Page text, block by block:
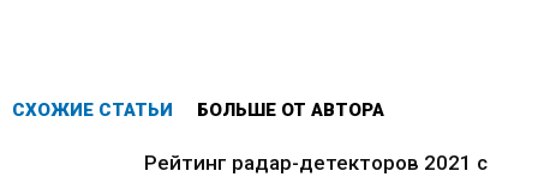
СХОЖИЕ СТАТЬИ БОЛЬШЕ ОТ АВТОРА
Рейтинг радар-детекторов 2021 с